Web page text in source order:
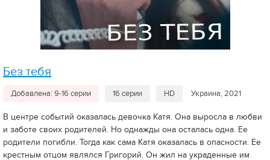
Без тебя
Добавлена: 9-16 серии 16 серии HD Украина, 2021
В центре событий оказалась девочка Катя. Она выросла в любви
и заботе своих родителей. Но однажды она осталась одна. Ее
родители погибли. Тогда как сама Катя оказалась в опасности. Ее
крестным отцом являлся Григорий. Он жил на украденные им